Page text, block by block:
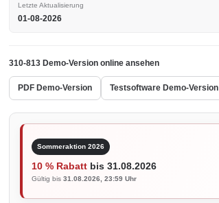
Letzte Aktualisierung
01-08-2026
310-813 Demo-Version online ansehen
PDF Demo-Version Testsoftware Demo-Version
Sommeraktion 2026
10 % Rabatt bis 31.08.2026
Gültig bis 31.08.2026, 23:59 Uhr